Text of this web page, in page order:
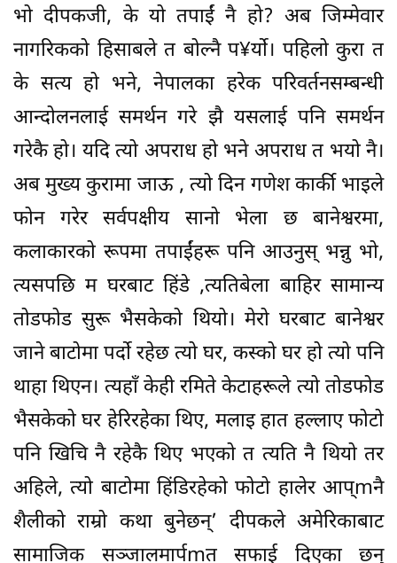
भो दीपकजी, के यो तपाईं नै हो? अब जिम्मेवार
नागरिकको हिसाबले त बोल्नै प¥र्यो। पहिलो कुरा त
के सत्य हो भने, नेपालका हरेक परिवर्तनसम्बन्धी
आन्दोलनलाई समर्थन गरे झै यसलाई पनि समर्थन
गरेकै हो। यदि त्यो अपराध हो भने अपराध त भयो नै।
अब मुख्य कुरामा जाऊ , त्यो दिन गणेश कार्की भाइले
फोन गरेर सर्वपक्षीय सानो भेला छ बानेश्वरमा,
कलाकारको रूपमा तपाईंहरू पनि आउनुस् भन्नु भो,
त्यसपछि म घरबाट हिंडे ,त्यतिबेला बाहिर सामान्य
तोडफोड सुरू भैसकेको थियो। मेरो घरबाट बानेश्वर
जाने बाटोमा पर्दो रहेछ त्यो घर, कस्को घर हो त्यो पनि
थाहा थिएन। त्यहाँ केही रमिते केटाहरूले त्यो तोडफोड
भैसकेको घर हेरिरहेका थिए, मलाइ हात हल्लाए फोटो
पनि खिचि नै रहेकै थिए भएको त त्यति नै थियो तर
अहिले, त्यो बाटोमा हिंडिरहेको फोटो हालेर आप्mनै
शैलीको राम्रो कथा बुनेछन्’ दीपकले अमेरिकाबाट
सामाजिक सञ्जालमार्पmत सफाई दिएका छन्